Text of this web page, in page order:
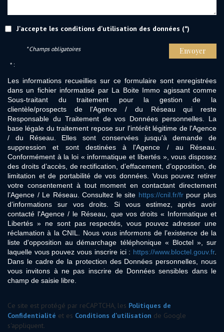
J'accepte les conditions d'utilisation des données (*)
Envoyer
* Champs obligatoires
* :
Les informations recueillies sur ce formulaire sont enregistrées
dans un fichier informatisé par La Boite Immo agissant comme
Sous-traitant du traitement pour la gestion de la
clientèle/prospects de l'Agence / du Réseau qui reste
Responsable du Traitement de vos Données personnelles. La
base légale du traitement repose sur l'intérêt légitime de l'Agence
/ du Réseau. Elles sont conservées jusqu'à demande de
suppression et sont destinées à l'Agence / au Réseau.
Conformément à la loi « informatique et libertés », vous disposez
des droits d’accès, de rectification, d’effacement, d’opposition, de
limitation et de portabilité de vos données. Vous pouvez retirer
votre consentement à tout moment en contactant directement
l’Agence / Le Réseau. Consultez le site https://cnil.fr/frpour plus
d’informations sur vos droits. Si vous estimez, après avoir
contacté l'Agence / le Réseau, que vos droits « Informatique et
Libertés » ne sont pas respectés, vous pouvez adresser une
réclamation à la CNIL. Nous vous informons de l’existence de la
liste d'opposition au démarchage téléphonique « Bloctel », sur
laquelle vous pouvez vous inscrire ici : https://www.bloctel.gouv.fr.
Dans le cadre de la protection des Données personnelles, nous
vous invitons à ne pas inscrire de Données sensibles dans le
champ de saisie libre.
Ce site est protégé par reCAPTCHA, les Politiques de
Confidentialité et es Conditions d'utilisation de Google
s'appliquent.